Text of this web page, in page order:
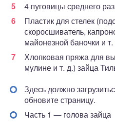
4 пуговицы среднего
Пластик для стелек
скоросшиватель,
майонезной баночки и т.
Хлопковая пряжа для
мулине и т. д.) зайца
Здесь должно
обновите страницу.
Часть 1 — голова зайца